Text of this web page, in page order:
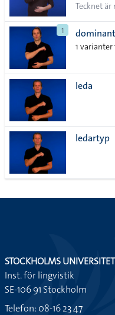
Tecknet
1 dominant
1
leda
ledartyp
STOCKHOLMS UNIVERSITET
Inst. för lingvistik
SE-106 91 Stockholm
Telefon: 08-16 23 47